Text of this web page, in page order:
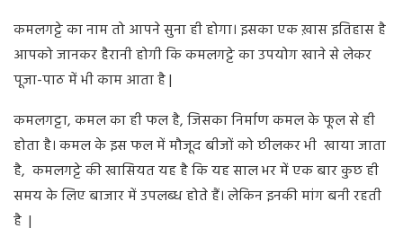
कमलगट्टे का नाम तो आपने सुना ही होगा। इसका एक ख़ास इतिहास है
आपको जानकर हैरानी होगी कि कमलगट्टे का उपयोग खाने से लेकर
पूजा-पाठ में भी काम आता है |
कमलगट्टा, कमल का ही फल है, जिसका निर्माण कमल के फूल से ही
होता है। कमल के इस फल में मौजूद बीजों को छीलकर भी खाया जाता
है, कमलगट्टे की खासियत यह है कि य‍ह साल भर में एक बार कुछ ही
समय के लिए बाजार में उपलब्ध होते हैं। लेकिन इनकी मांग बनी रहती
है |